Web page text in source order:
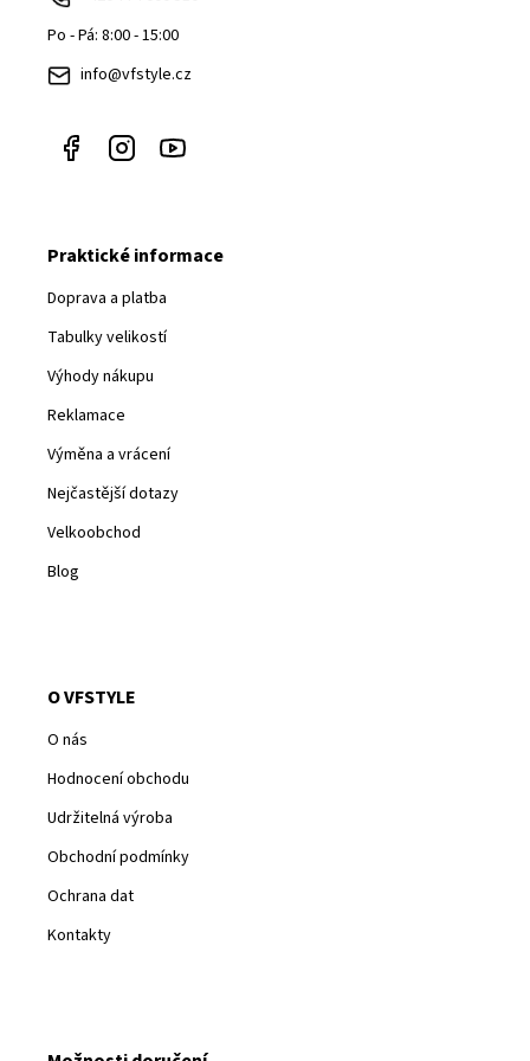
Po - Pá: 8:00 - 15:00
info@vfstyle.cz
Praktické informace
Doprava a platba
Tabulky velikostí
Výhody nákupu
Reklamace
Výměna a vrácení
Nejčastější dotazy
Velkoobchod
Blog
O VFSTYLE
O nás
Hodnocení obchodu
Udržitelná výroba
Obchodní podmínky
Ochrana dat
Kontakty